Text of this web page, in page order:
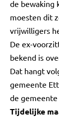
de bewaking
moesten dit
vrijwilligers
De ex-
bekend is
Dat hangt
gemeente
de
Tijdelijke